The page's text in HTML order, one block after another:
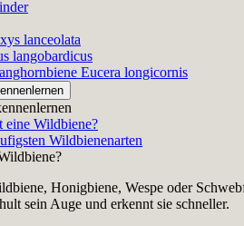
lanceolata
langobardicus
Eucera longicornis
eine Wildbiene?
Wildbienenarten
Honigbiene, Wespe oder
sein Auge und erkennt sie schneller.